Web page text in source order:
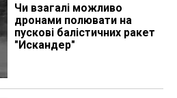
Чи взагалі можливо
дронами полювати на
пускові балістичних ракет
"Искандер"